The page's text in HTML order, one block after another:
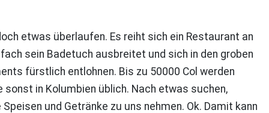
etwas überlaufen. Es reiht sich ein Restaurant an
sein Badetuch ausbreitet und sich in den groben
fürstlich entlohnen. Bis zu 50000 Col werden
in Kolumbien üblich. Nach etwas suchen,
und Getränke zu uns nehmen. Ok. Damit kann